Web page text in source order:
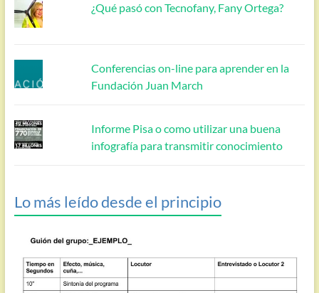
¿Qué pasó con Tecnofany, Fany Ortega?
Conferencias on-line para aprender en la
Fundación Juan March
Informe Pisa o como utilizar una buena
infografía para transmitir conocimiento
Lo más leído desde el principio